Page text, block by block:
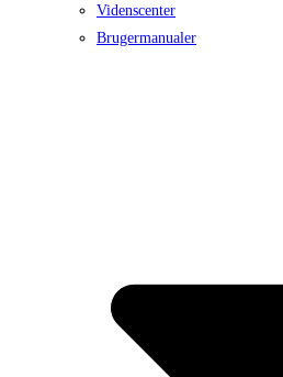
Videnscenter
Brugermanualer